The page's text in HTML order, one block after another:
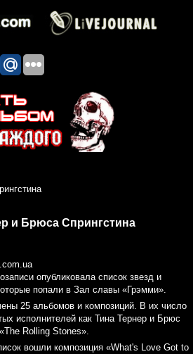
и Брюса Спрингстина
опубликовала список звезд и
попали в Зал славы «Грэмми».
25 альбомов и композиций. В их число
исполнителей как Тина Тернер и Брюс
Rolling Stones».
вошли композиция «What's Love Got to